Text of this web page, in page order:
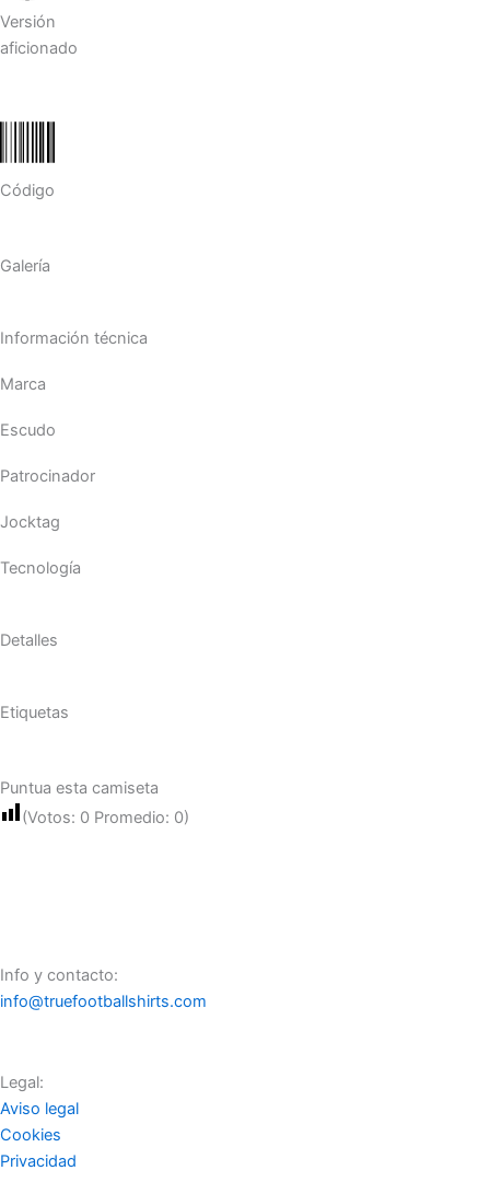
Versión
aficionado
Código
Galería
Información técnica
Marca
Escudo
Patrocinador
Jocktag
Tecnología
Detalles
Etiquetas
Puntua esta camiseta
(Votos: 0 Promedio: 0)
Info y contacto:
info@truefootballshirts.com
Legal:
Aviso legal
Cookies
Privacidad